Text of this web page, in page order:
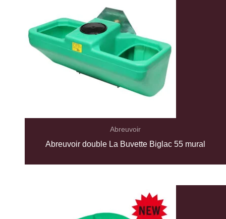
Abreuvoir
Abreuvoir double La Buvette Biglac 55 mural